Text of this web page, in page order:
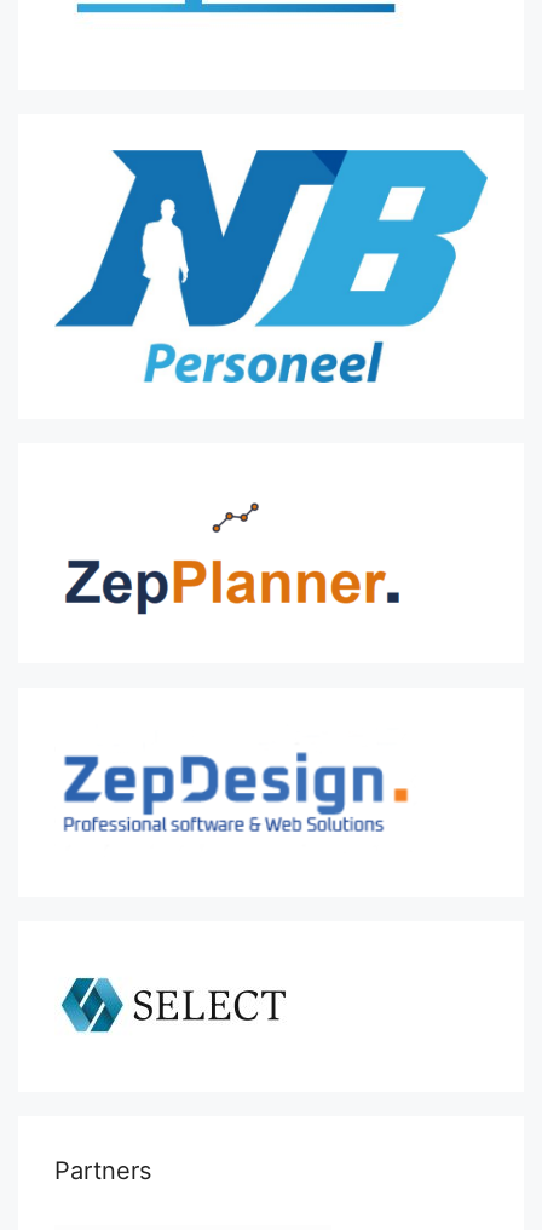
Partners